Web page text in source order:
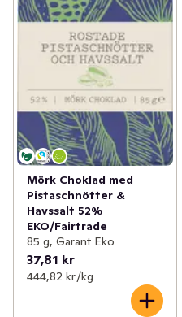
Mörk Choklad med
Pistaschnötter &
Havssalt 52%
EKO/Fairtrade
85 g, Garant Eko
37,81 kr
444,82 kr /kg